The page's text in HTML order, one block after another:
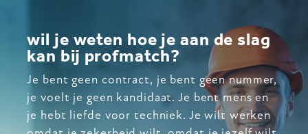
wil je weten hoe je aan de slag
kan bij profmatch?
Je bent geen contract, je bent geen nummer,
je voelt je geen kandidaat. Je bent mens en
je hebt liefde voor techniek. Je wilt werken